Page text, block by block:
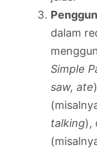
dalam
Simple
saw, ate
talking),